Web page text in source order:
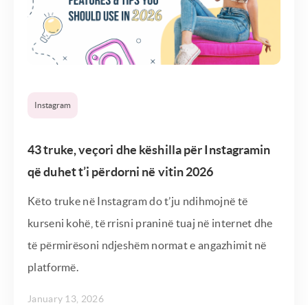
Instagram
43 truke, veçori dhe këshilla për Instagramin
që duhet t’i përdorni në vitin 2026
Këto truke në Instagram do t’ju ndihmojnë të
kurseni kohë, të rrisni praninë tuaj në internet dhe
të përmirësoni ndjeshëm normat e angazhimit në
platformë.
January 13, 2026